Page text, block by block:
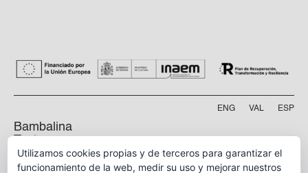
ENG VAL ESP
Bambalina
Teatre
Practicable
Utilizamos cookies propias y de terceros para garantizar el
funcionamiento de la web, medir su uso y mejorar nuestros